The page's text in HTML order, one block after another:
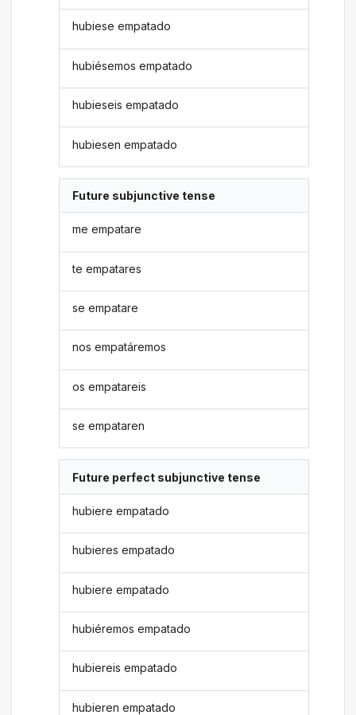
hubiese empatado
hubiésemos empatado
hubieseis empatado
hubiesen empatado
Future subjunctive tense
me empatare
te empatares
se empatare
nos empatáremos
os empatareis
se empataren
Future perfect subjunctive tense
hubiere empatado
hubieres empatado
hubiere empatado
hubiéremos empatado
hubiereis empatado
hubieren empatado